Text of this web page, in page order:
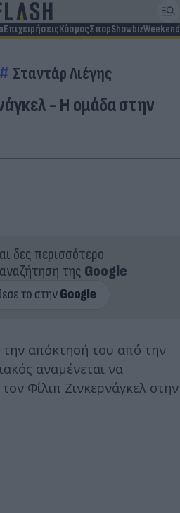
ΕπιχειρήσειςΚόσμοςΣπορShowbizWeekend
Σταντάρ Λιέγης
- Η ομάδα στην
δες περισσότερο
της Google
απόκτησή του από την
αναμένεται να
Φίλιπ Ζινκερνάγκελ στην